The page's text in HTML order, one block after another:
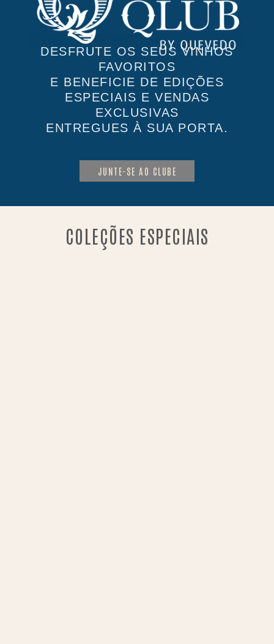
DESFRUTE OS SEUS VINHOS
FAVORITOS
E BENEFICIE DE EDIÇÕES
ESPECIAIS E VENDAS
EXCLUSIVAS
ENTREGUES À SUA PORTA.
JUNTE-SE AO CLUBE
COLEÇÕES ESPECIAIS